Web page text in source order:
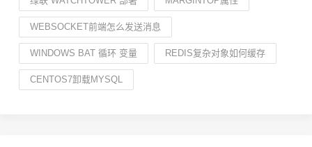
WEBSOCKET前端怎么发送消息
WINDOWS BAT 循环 变量 REDIS复杂对象如何缓存
CENTOS7卸载MYSQL